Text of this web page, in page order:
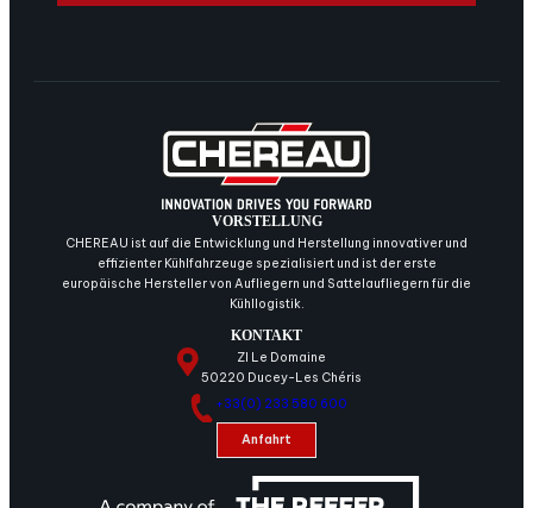
VORSTELLUNG
CHEREAU ist auf die Entwicklung und Herstellung innovativer und
effizienter Kühlfahrzeuge spezialisiert und ist der erste
europäische Hersteller von Aufliegern und Sattelaufliegern für die
Kühllogistik.
KONTAKT
ZI Le Domaine
50220 Ducey-Les Chéris
+33(0) 233 580 600
Anfahrt